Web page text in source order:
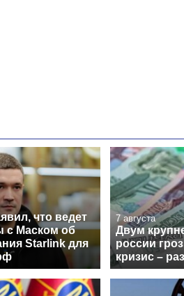
что ведет
с Маском об
Starlink для
7 августа
Двум
россии
кризис –